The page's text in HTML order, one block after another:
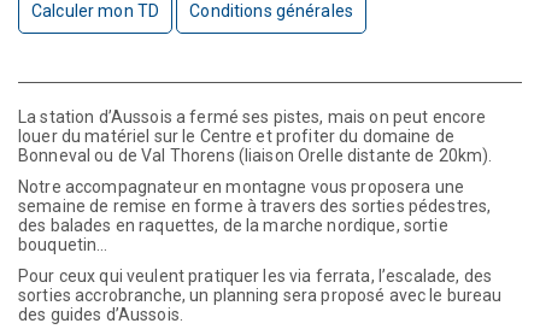
Calculer mon TD Conditions générales
La station d’Aussois a fermé ses pistes, mais on peut encore
louer du matériel sur le Centre et profiter du domaine de
Bonneval ou de Val Thorens (liaison Orelle distante de 20km).
Notre accompagnateur en montagne vous proposera une
semaine de remise en forme à travers des sorties pédestres,
des balades en raquettes, de la marche nordique, sortie
bouquetin…
Pour ceux qui veulent pratiquer les via ferrata, l’escalade, des
sorties accrobranche, un planning sera proposé avec le bureau
des guides d’Aussois.